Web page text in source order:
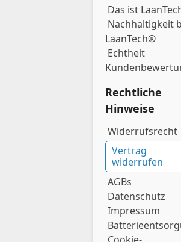
Das ist
Nachhaltigkeit
LaanTech®
Echtheit
Rechtliche
Hinweise
Widerrufsrecht
Vertrag
widerrufen
AGBs
Datenschutz
Impressum